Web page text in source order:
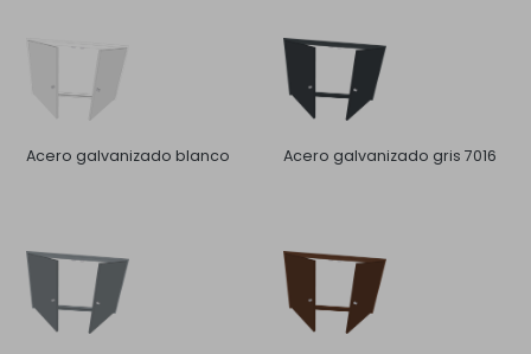
Acero galvanizado blanco Acero galvanizado gris 7016